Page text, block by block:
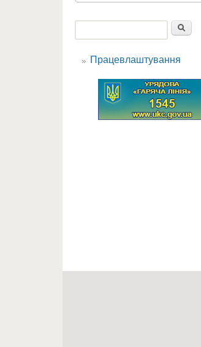
Пошукова форма
Працевлаштування